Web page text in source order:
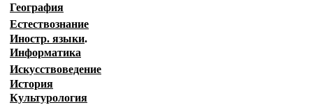
География
Естествознание
Иностр. языки.
Информатика
Искусствоведение
История
Культурология